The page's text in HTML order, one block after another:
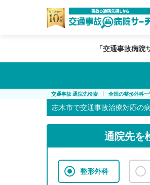
「交通事故病院
交通事故 通院先検索 全国の整形外科一
志木市で交通事故治療対応の
通院先を
整形外科